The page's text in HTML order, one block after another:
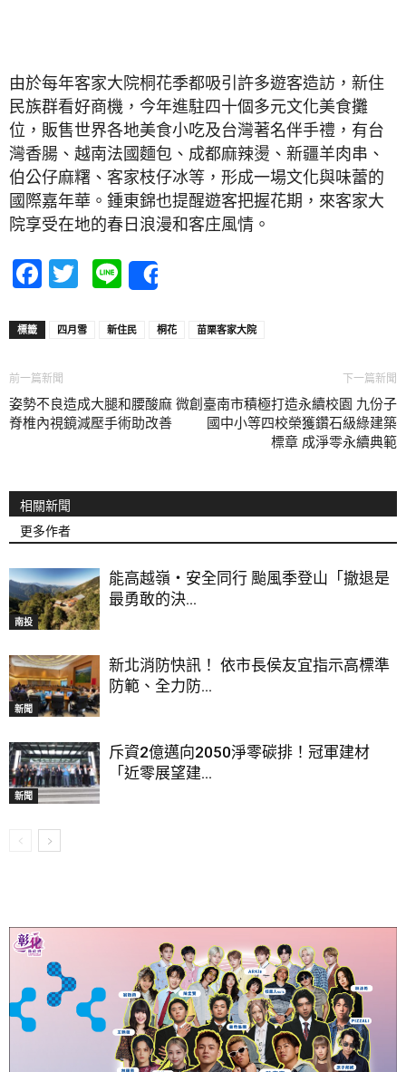
由於每年客家大院桐花季都吸引許多遊客造訪，新住
民族群看好商機，今年進駐四十個多元文化美食攤
位，販售世界各地美食小吃及台灣著名伴手禮，有台
灣香腸、越南法國麵包、成都麻辣燙、新疆羊肉串、
伯公仔麻糬、客家枝仔冰等，形成一場文化與味蕾的
國際嘉年華。鍾東錦也提醒遊客把握花期，來客家大
院享受在地的春日浪漫和客庄風情。
Facebook
Twitter
Line
標籤 四月雪 新住民 桐花 苗栗客家大院
前一篇新聞
姿勢不良造成大腿和腰酸麻 微創
脊椎內視鏡減壓手術助改善
下一篇新聞
臺南市積極打造永續校園 九份子
國中小等四校榮獲鑽石級綠建築
標章 成淨零永續典範
相關新聞
更多作者
南投
能高越嶺‧安全同行 颱風季登山「撤退是
最勇敢的決...
新聞
新北消防快訊！ 依市長侯友宜指示高標準
防範、全力防...
新聞
斥資2億邁向2050淨零碳排！冠軍建材
「近零展望建...